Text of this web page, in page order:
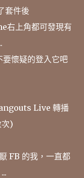
套件後
右上角都可發現有
懷疑的登入它吧
Live 轉播
次)
FB 的我，一直都